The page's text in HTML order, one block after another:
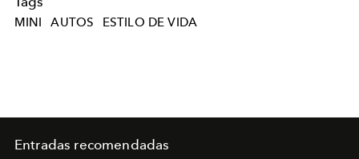
MINI AUTOS ESTILO DE VIDA
Entradas recomendadas